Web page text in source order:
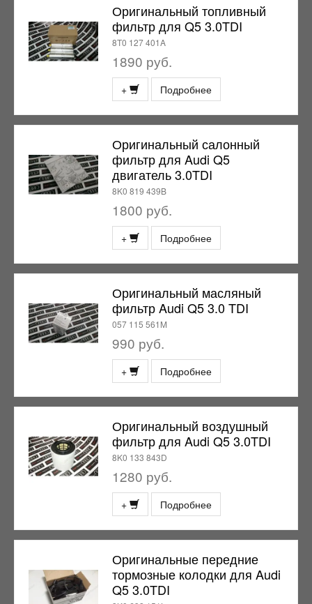
Оригинальный топливный
фильтр для Q5 3.0TDI
8T0 127 401A
1890 руб.
+ Подробнее
Оригинальный салонный
фильтр для Audi Q5
двигатель 3.0TDI
8K0 819 439B
1800 руб.
+ Подробнее
Оригинальный масляный
фильтр Audi Q5 3.0 TDI
057 115 561M
990 руб.
+ Подробнее
Оригинальный воздушный
фильтр для Audi Q5 3.0TDI
8K0 133 843D
1280 руб.
+ Подробнее
Оригинальные передние
тормозные колодки для Audi
Q5 3.0TDI